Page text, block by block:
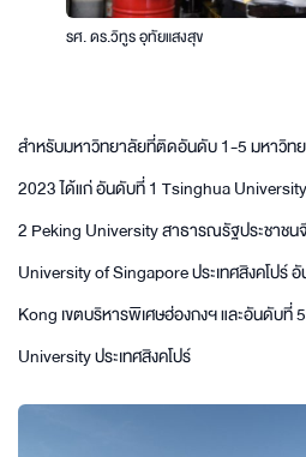
รศ. ดร.วิทูร อุทัยแสงสุข
สำหรับมหาวิทยาลัยที่ติดอันดับ 1-5 มหาวิทย
2023 ได้แก่ อันดับที่ 1 Tsinghua
2 Peking University สาธารณรัฐประชาช
University of Singapore ประเทศสิงคโปร์
Kong เขตบริหารพิเศษฮ่องกงฯ และอันดับที่
University ประเทศสิงคโปร์